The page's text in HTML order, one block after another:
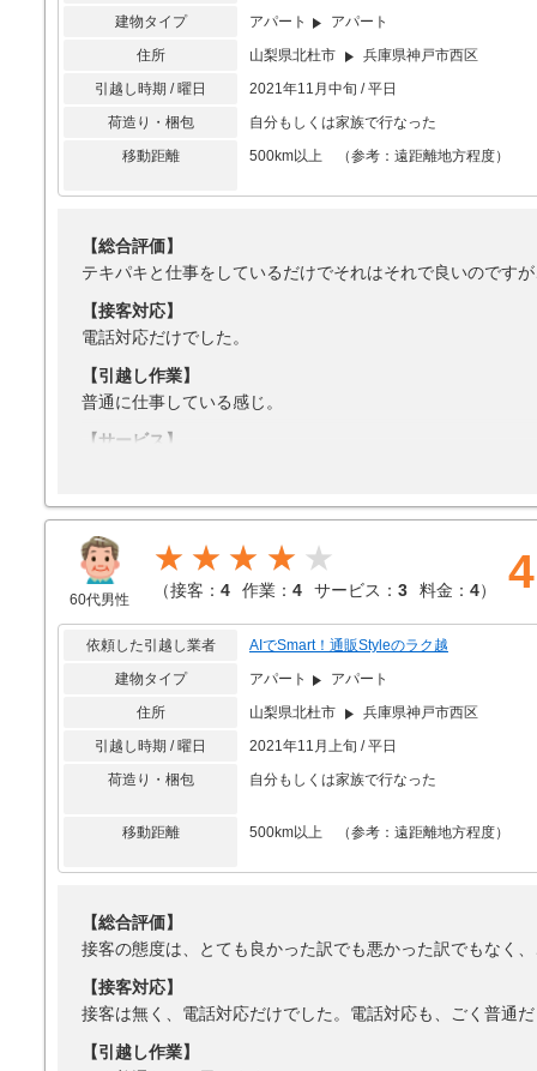
建物タイプ アパート
アパート
住所
山梨県北杜市
兵庫県神戸市西区
引越し時期 / 曜日
2021年11月中旬 / 平日
荷造り・梱包
自分もしくは家族で行なった
移動距離
500km以上 （参考：遠距離地方程度）
【総合評価】
テキパキと仕事をしているだけでそれはそれで良いのです
【接客対応】
電話対応だけでした。
【引越し作業】
普通に仕事している感じ。
【サービス】
【料金】
60代男性
★★★★
（接客： 4 作業： 4 サービス： 3 料金： 4） 4
依頼した引越し業者
AIでSmart！通販Styleのラク越
建物タイプ
アパート
アパート
住所
山梨県北杜市
兵庫県神戸市西区
引越し時期 / 曜日
2021年11月上旬 / 平日
荷造り・梱包
自分もしくは家族で行なった
移動距離 500km以上 （参考：遠距離地方程度）
【総合評価】
接客の態度は、とても良かった訳でも悪かった訳でもなく
【接客対応】
接客は無く、電話対応だけでした。電話対応も、ごく普通
【引越し作業】